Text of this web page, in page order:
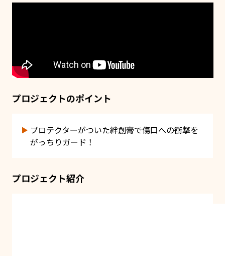
プロジェクトのポイント
プロテクターがついた絆創膏で傷口への衝撃を
がっちりガード！
プロジェクト紹介